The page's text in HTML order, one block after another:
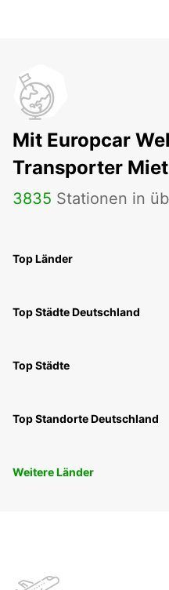
Mit Europcar
Transporter
3835 Stationen in
Top Länder
Top Städte Deutschland
Top Städte
Top Standorte Deutschland
Weitere Länder